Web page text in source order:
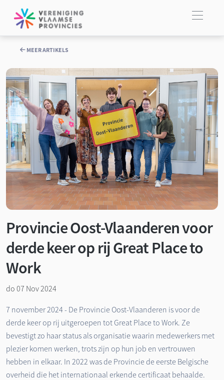
MEER ARTIKELS
Provincie Oost-Vlaanderen voor
derde keer op rij Great Place to
Work
do 07 Nov 2024
7 november 2024 - De Provincie Oost-Vlaanderen is voor de
derde keer op rij uitgeroepen tot Great Place to Work. Ze
bevestigt zo haar status als organisatie waarin medewerkers met
plezier komen werken, trots zijn op hun job en vertrouwen
hebben in elkaar. In 2022 was de Provincie de eerste Belgische
overheid die het internationaal erkende certificaat behaalde.